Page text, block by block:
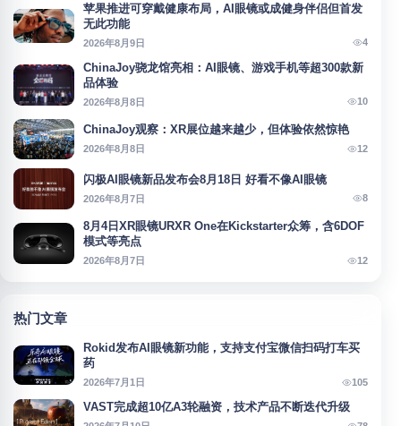
苹果推进可穿戴健康布局，AI眼镜或成健身伴侣但首发
无此功能
2026年8月9日 4
ChinaJoy骁龙馆亮相：AI眼镜、游戏手机等超300款新
品体验
2026年8月8日 10
ChinaJoy观察：XR展位越来越少，但体验依然惊艳
2026年8月8日 12
闪极AI眼镜新品发布会8月18日 好看不像AI眼镜
2026年8月7日 8
8月4日XR眼镜URXR One在Kickstarter众筹，含6DOF
模式等亮点
2026年8月7日 12
热门文章
Rokid发布AI眼镜新功能，支持支付宝微信扫码打车买
药
2026年7月1日 105
VAST完成超10亿A3轮融资，技术产品不断迭代升级